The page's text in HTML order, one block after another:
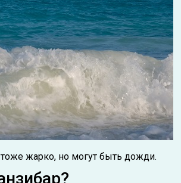
жарко, но могут быть дожди.